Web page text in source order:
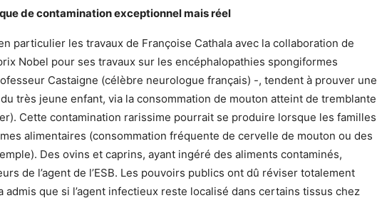
de contamination exceptionnel mais réel
particulier les travaux de Françoise Cathala avec la collaboration de
Nobel pour ses travaux sur les encéphalopathies spongiformes
Castaigne (célèbre neurologue français) -, tendent à prouver une
très jeune enfant, via la consommation de mouton atteint de tremblante
Cette contamination rarissime pourrait se produire lorsque les familles
alimentaires (consommation fréquente de cervelle de mouton ou des
Des ovins et caprins, ayant ingéré des aliments contaminés,
de l’agent de l’ESB. Les pouvoirs publics ont dû réviser totalement
admis que si l’agent infectieux reste localisé dans certains tissus chez